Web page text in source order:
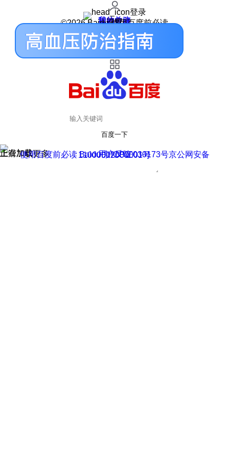
登录
我的关注
我的收藏
皮肤中心
用户反馈
设置
©2026 Baidu 使用百度前必读
百度一下
正在加载
上滑加载更多 用户反馈
使用百度前必读 Baidu 京ICP证030173号
京公网安备11000002000001号